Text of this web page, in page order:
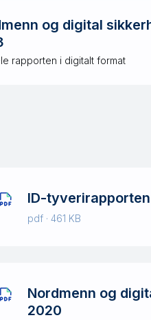
og digital
rapporten i digitalt format
ID-
pdf · 461 KB
Nordmenn og
2020